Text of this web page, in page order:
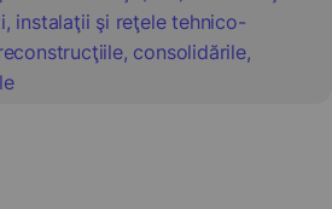
instalaţii şi reţele tehnico-
consolidările,